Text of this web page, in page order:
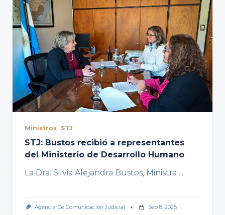
Ministros STJ
STJ: Bustos recibió a representantes
del Ministerio de Desarrollo Humano
La Dra. Silvia Alejandra Bustos, Ministra ...
Agencia De Comunicación Judicial Sep 8, 2025